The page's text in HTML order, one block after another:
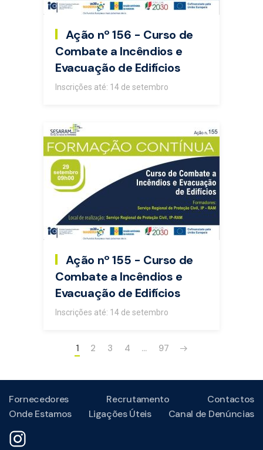
Ação nº 156 - Curso de
Combate a Incêndios e
Evacuação de Edifícios
Inscrições até: 14 de setembro
Ação nº 155 - Curso de
Combate a Incêndios e
Evacuação de Edifícios
Inscrições até: 14 de setembro
1 2 3 4 … 97
Fornecedores Recrutamento
Contactos
Onde Estamos
Ligações Úteis Canal de Denúncias